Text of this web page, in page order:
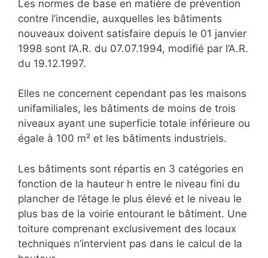
Les normes de base en matière de prévention
contre l’incendie, auxquelles les bâtiments
nouveaux doivent satisfaire depuis le 01 janvier
1998 sont l’A.R. du 07.07.1994, modifié par l’A.R.
du 19.12.1997.
Elles ne concernent cependant pas les maisons
unifamiliales, les bâtiments de moins de trois
niveaux ayant une superficie totale inférieure ou
égale à 100 m² et les bâtiments industriels.
Les bâtiments sont répartis en 3 catégories en
fonction de la hauteur h entre le niveau fini du
plancher de l’étage le plus élevé et le niveau le
plus bas de la voirie entourant le bâtiment. Une
toiture comprenant exclusivement des locaux
techniques n’intervient pas dans le calcul de la